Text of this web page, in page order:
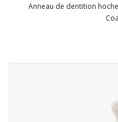
Anneau de dentition